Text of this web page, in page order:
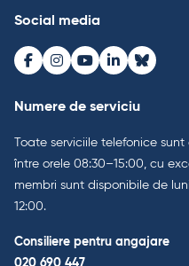
Social media
Facebook
Instagram
Youtube
LinkedInBluesky
Numere de serviciu
Toate serviciile telefonice
între orele 08:30–15:00, cu
membri sunt disponibile de
12:00.
Consiliere pentru angajare